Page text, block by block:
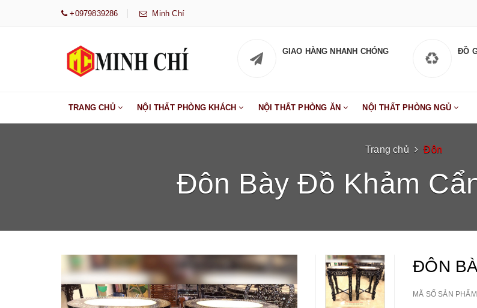
+0979839286 Minh Chí
GIAO HÀNG NHANH CHÓNG ĐỒ
TRANG CHỦ NỘI THẤT PHÒNG KHÁCH NỘI THẤT PHÒNG ĂN NỘI THẤT PHÒNG NGỦ
Trang chủ Đôn
Đôn Bày Đồ Khảm
ĐÔN
MÃ SỐ SẢN